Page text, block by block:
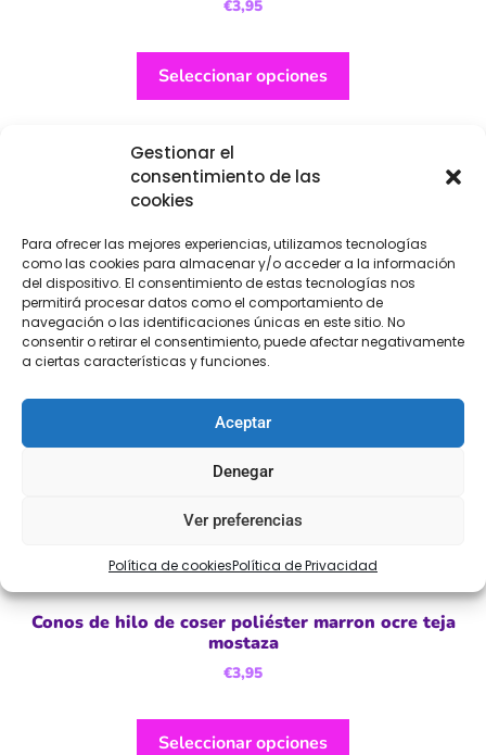
Gestionar el
consentimiento de las
cookies
Para ofrecer las mejores experiencias, utilizamos tecnologías
como las cookies para almacenar y/o acceder a la información
del dispositivo. El consentimiento de estas tecnologías nos
permitirá procesar datos como el comportamiento de
navegación o las identificaciones únicas en este sitio. No
consentir o retirar el consentimiento, puede afectar negativamente
a ciertas características y funciones.
Aceptar
Denegar
Ver preferencias
Política de cookiesPolítica de Privacidad
€3,95
Seleccionar opciones
Conos de hilo de coser poliéster marron ocre teja
mostaza
€3,95
Seleccionar opciones